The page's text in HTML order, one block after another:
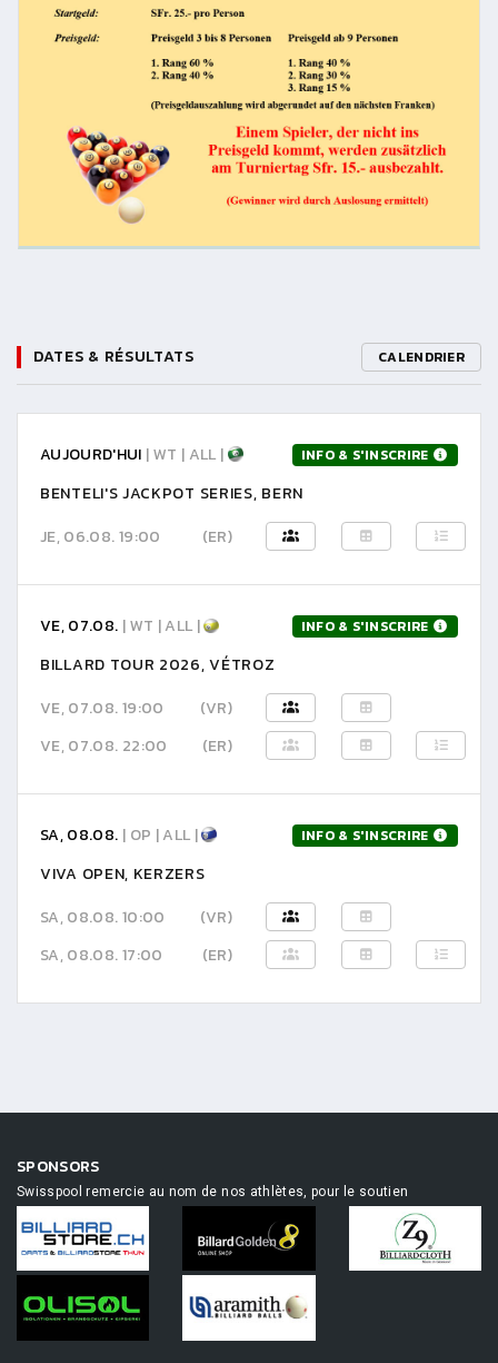
DATES & RÉSULTATS CALENDRIER
AUJOURD'HUI | WT | ALL | INFO & S'INSCRIRE
BENTELI'S JACKPOT SERIES, BERN
JE, 06.08. 19:00
(ER)
VE, 07.08. | WT | ALL | INFO & S'INSCRIRE
BILLARD TOUR 2026, VÉTROZ
VE, 07.08. 19:00
(VR)
VE, 07.08. 22:00
(ER)
SA, 08.08. | OP | ALL | INFO & S'INSCRIRE
VIVA OPEN, KERZERS
SA, 08.08. 10:00
(VR)
SA, 08.08. 17:00
(ER)
SPONSORS
Swisspool remercie au nom de nos athlètes, pour le soutien